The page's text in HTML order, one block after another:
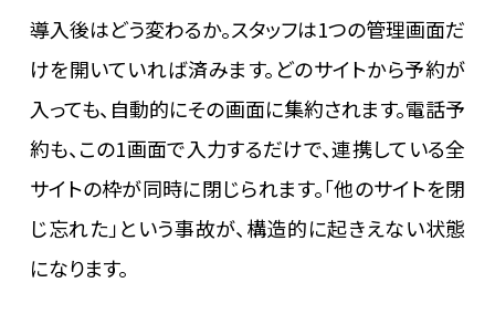
導入後はどう変わるか。スタッフは1つの管理画面だ
けを開いていれば済みます。どのサイトから予約が
入っても、自動的にその画面に集約されます。電話予
約も、この1画面で入力するだけで、連携している全
サイトの枠が同時に閉じられます。「他のサイトを閉
じ忘れた」という事故が、構造的に起きえない状態
になります。